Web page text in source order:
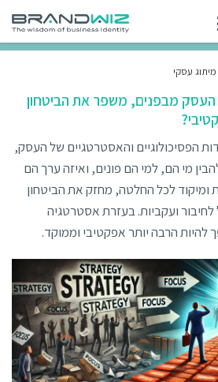
מיתוג עסקי
העסק מבפנים, משפר את הביטחון
הפסיכולוגיים והאסטרטגיים של העסק,
מי הם, למי הם פונים, ואיזה ערך הם
ומיקוד לכל החלטה, מחזק את הביטחון
לחיבור ועקביות. בעזרת אסטרטגיה
להיות הרבה יותר אפקטיבי וממוקד.